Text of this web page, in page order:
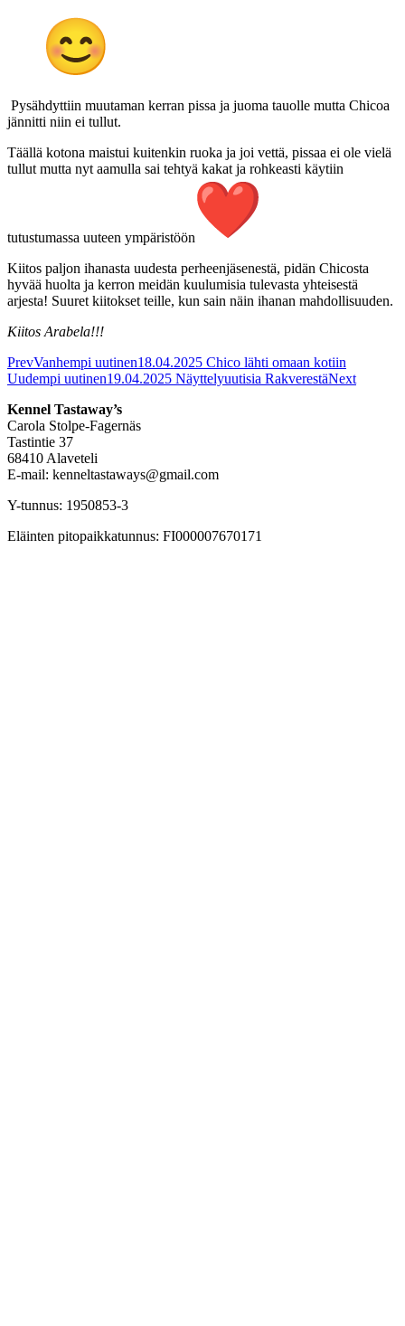
Pysähdyttiin muutaman kerran pissa ja juoma tauolle mutta Chicoa
jännitti niin ei tullut.
Täällä kotona maistui kuitenkin ruoka ja joi vettä, pissaa ei ole vielä
tullut mutta nyt aamulla sai tehtyä kakat ja rohkeasti käytiin
tutustumassa uuteen ympäristöön
Kiitos paljon ihanasta uudesta perheenjäsenestä, pidän Chicosta
hyvää huolta ja kerron meidän kuulumisia tulevasta yhteisestä
arjesta! Suuret kiitokset teille, kun sain näin ihanan mahdollisuuden.
Kiitos Arabela!!!
PrevVanhempi uutinen18.04.2025 Chico lähti omaan kotiin
Uudempi uutinen19.04.2025 Näyttelyuutisia RakverestäNext
Kennel Tastaway’s
Carola Stolpe-Fagernäs
Tastintie 37
68410 Alaveteli
E-mail: kenneltastaways@gmail.com
Y-tunnus: 1950853-3
Eläinten pitopaikkatunnus: FI000007670171